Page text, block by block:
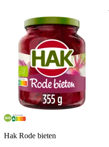
Hak Rode bieten